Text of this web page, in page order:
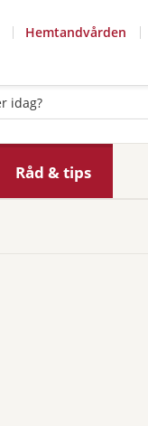
Hemtandvården
Råd & tips